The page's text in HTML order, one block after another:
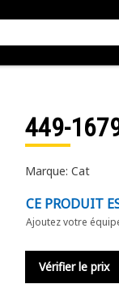
449-
Marque: Cat
CE PRODUIT
Ajoutez votre
Vérifier le prix